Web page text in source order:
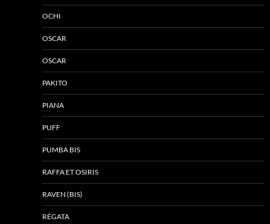
OCHI
OSCAR
OSCAR
PAKITO
PIANA
PUFF
PUMBA BIS
RAFFA ET OSIRIS
RAVEN (BIS)
RÉGATA